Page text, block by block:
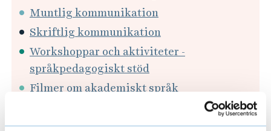
Muntlig kommunikation
Skriftlig kommunikation
Workshoppar och aktiviteter -
språkpedagogiskt stöd
Filmer om akademiskt språk
Hitta oss på lärplattformen Canvas i
kursytanSPS - utveckla akademiskt språk